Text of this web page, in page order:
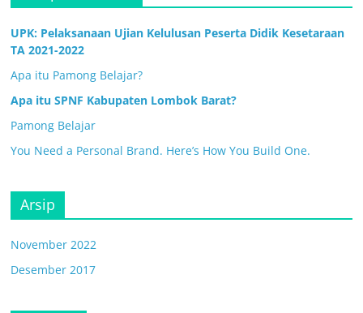
UPK: Pelaksanaan Ujian Kelulusan Peserta Didik Kesetaraan
TA 2021-2022
Apa itu Pamong Belajar?
Apa itu SPNF Kabupaten Lombok Barat?
Pamong Belajar
You Need a Personal Brand. Here’s How You Build One.
Arsip
November 2022
Desember 2017